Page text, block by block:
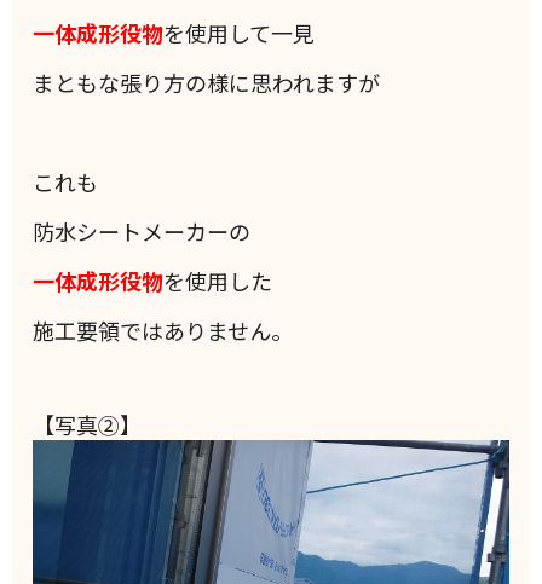
一体成形役物を使用して一見
まともな張り方の様に思われますが
これも
防水シートメーカーの
一体成形役物を使用した
施工要領ではありません。
【写真②】